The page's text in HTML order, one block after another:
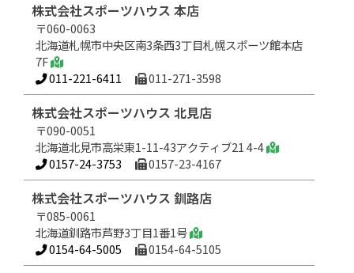
株式会社スポーツハウス 本店
〒060-0063
北海道札幌市中央区南3条西3丁目札幌スポーツ館本店
7F
011-221-6411
011-271-3598
株式会社スポーツハウス 北見店
〒090-0051
北海道北見市高栄東1-11-43アクティブ21 4-4
0157-24-3753
0157-23-4167
株式会社スポーツハウス 釧路店
〒085-0061
北海道釧路市芦野3丁目1番1号
0154-64-5005
0154-64-5105